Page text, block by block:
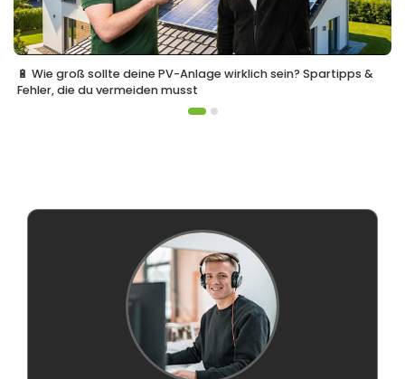
🔋 Wie groß sollte deine PV-Anlage wirklich sein? Spartipps &
Fehler, die du vermeiden musst